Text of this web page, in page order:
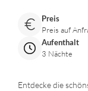
Preis
Preis auf
Aufenthalt
3 Nächte
Entdecke die